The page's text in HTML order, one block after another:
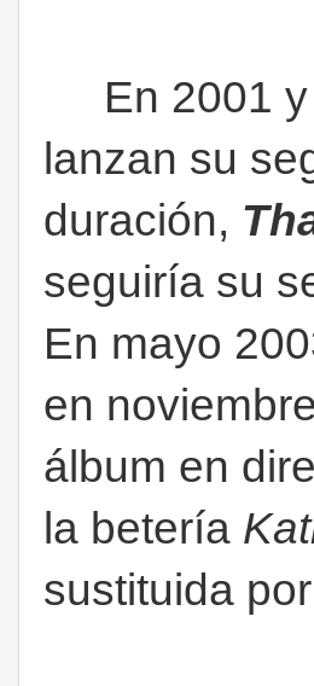
En 2001 y
lanzan su
duración,
seguiría su
En mayo
en
álbum en
la betería
sustituida